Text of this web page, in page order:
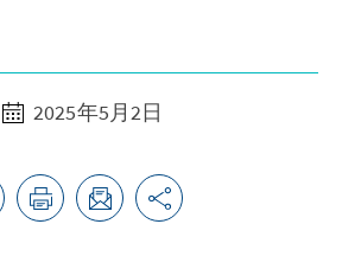
2025年5月2日